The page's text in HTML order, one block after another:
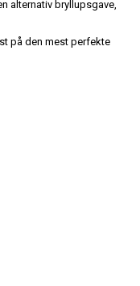
alternativ bryllupsgave,
på den mest perfekte